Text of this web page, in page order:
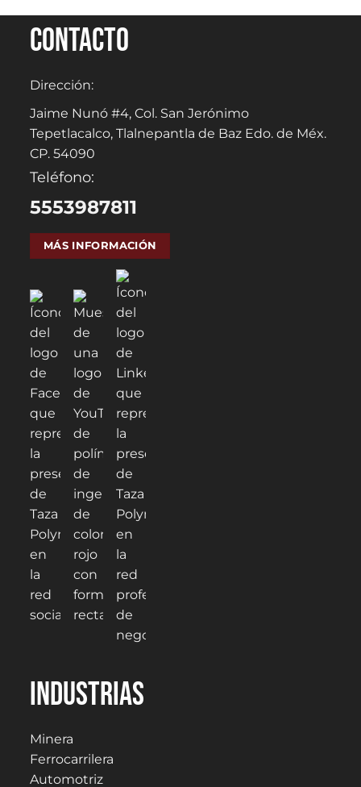
Contacto
Dirección:
Jaime Nunó #4, Col. San Jerónimo
Tepetlacalco, Tlalnepantla de Baz Edo. de Méx.
CP. 54090
Teléfono:
5553987811
MÁS INFORMACIÓN
Industrias
Minera
Ferrocarrilera
Automotriz